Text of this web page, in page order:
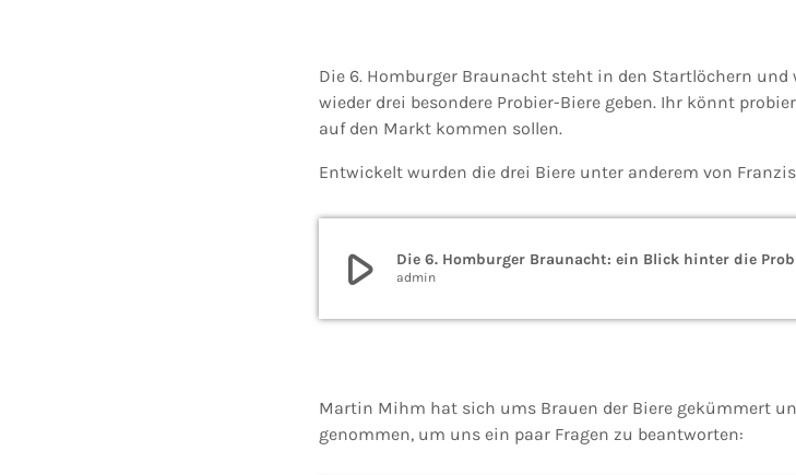
Die 6. Homburger Braunacht steht in den Startlöchern und
wieder drei besondere Probier-Biere geben. Ihr könnt
auf den Markt kommen sollen.
Entwickelt wurden die drei Biere unter anderem von
play_arrow Die 6. Homburger Braunacht: ein Blick hinter die
admin
Martin Mihm hat sich ums Brauen der Biere gekümmert
genommen, um uns ein paar Fragen zu beantworten: